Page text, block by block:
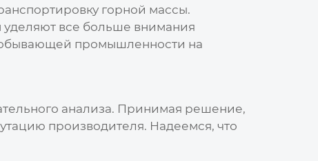
горной массы.
уделяют все больше внимания
промышленности на
анализа. Принимая решение,
производителя. Надеемся, что